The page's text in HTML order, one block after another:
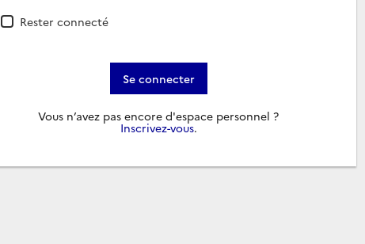
Rester connecté
Se connecter
Vous n’avez pas encore d'espace personnel ?
Inscrivez-vous.